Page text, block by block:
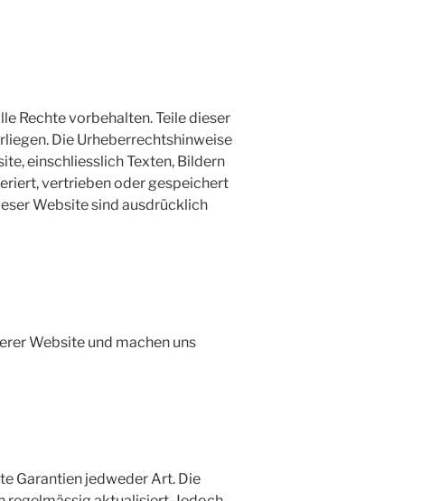
Rechte vorbehalten. Teile dieser
Die Urheberrechtshinweise
einschliesslich Texten, Bildern
vertrieben oder gespeichert
Website sind ausdrücklich
Website und machen uns
Garantien jedweder Art. Die